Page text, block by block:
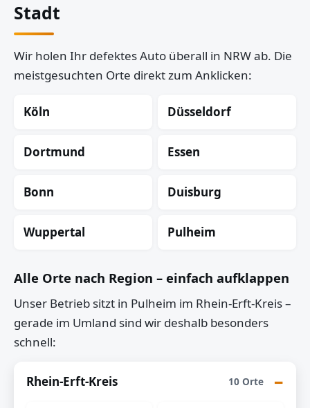
Stadt
Wir holen Ihr defektes Auto überall in NRW ab. Die
meistgesuchten Orte direkt zum Anklicken:
Köln Düsseldorf
Dortmund Essen
Bonn Duisburg
Wuppertal Pulheim
Alle Orte nach Region – einfach aufklappen
Unser Betrieb sitzt in Pulheim im Rhein-Erft-Kreis –
gerade im Umland sind wir deshalb besonders
schnell:
Rhein-Erft-Kreis 10 Orte